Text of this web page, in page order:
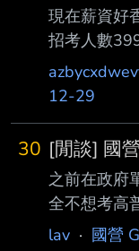
現在薪資好
招考人數
47,995元
https://
025/
12-29
30 [閒談] 國
之前在政府
全不想考高
時一百多....
lav · 國營